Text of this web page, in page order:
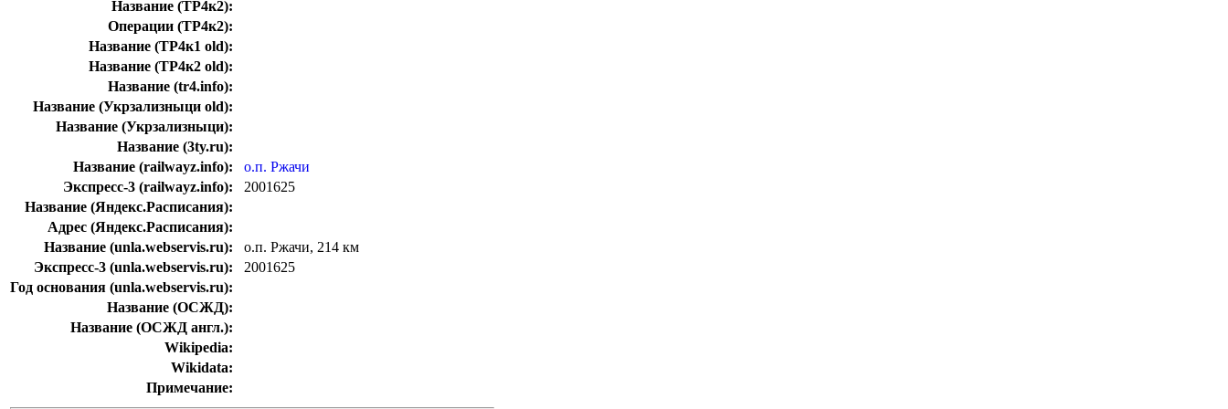
Название (ТР4к2):
Операции (ТР4к2):
Название (ТР4к1 old):
Название (ТР4к2 old):
Название (tr4.info):
Название (Укрзализныци old):
Название (Укрзализныци):
Название (3ty.ru):
Название (railwayz.info):
о.п. Ржачи
Экспресс-3 (railwayz.info):
2001625
Название (Яндекс.Расписания):
Адрес (Яндекс.Расписания):
Название (unla.webservis.ru):
о.п. Ржачи, 214 км
Экспресс-3 (unla.webservis.ru):
2001625
Год основания (unla.webservis.ru):
Название (ОСЖД):
Название (ОСЖД англ.):
Wikipedia:
Wikidata:
Примечание: